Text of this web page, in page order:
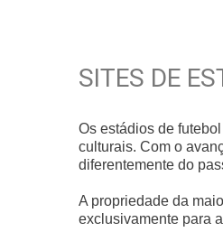
SITES DE
Os estádios de
culturais. Com o
diferentemente do
A propriedade da
exclusivamente para